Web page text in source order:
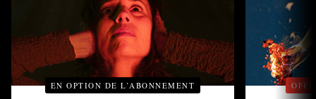
EN OPTION DE L’ABONNEMENT